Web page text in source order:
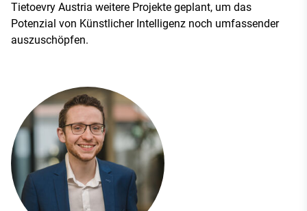
Tietoevry Austria weitere Projekte geplant, um das
Potenzial von Künstlicher Intelligenz noch umfassender
auszuschöpfen.